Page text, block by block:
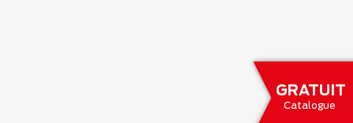
GRATUIT
Catalogue